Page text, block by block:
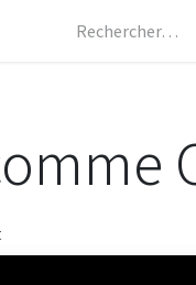
Boutique Notre agence